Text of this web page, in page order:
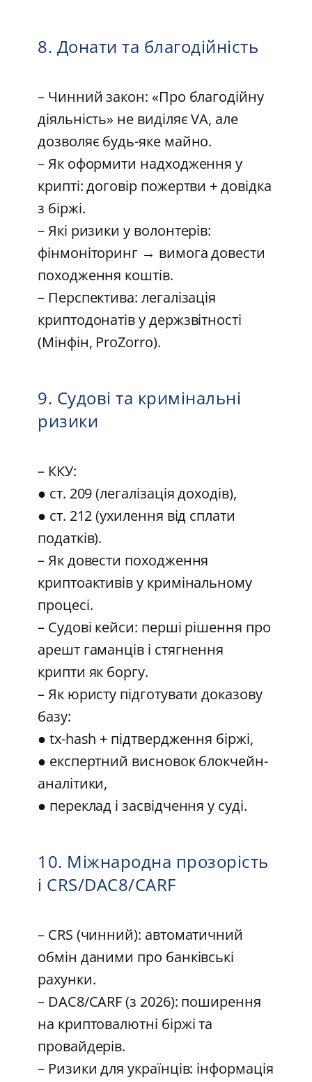
8. Донати та благодійність
– Чинний закон: «Про благодійну
діяльність» не виділяє VA, але
дозволяє будь-яке майно.
– Як оформити надходження у
крипті: договір пожертви + довідка
з біржі.
– Які ризики у волонтерів:
фінмоніторинг → вимога довести
походження коштів.
– Перспектива: легалізація
криптодонатів у держзвітності
(Мінфін, ProZorro).
9. Судові та кримінальні
ризики
– ККУ:
● ст. 209 (легалізація доходів),
● ст. 212 (ухилення від сплати
податків).
– Як довести походження
криптоактивів у кримінальному
процесі.
– Судові кейси: перші рішення про
арешт гаманців і стягнення
крипти як боргу.
– Як юристу підготувати доказову
базу:
● tx-hash + підтвердження біржі,
● експертний висновок блокчейн-
аналітики,
● переклад і засвідчення у суді.
10. Міжнародна прозорість
і CRS/DAC8/CARF
– CRS (чинний): автоматичний
обмін даними про банківські
рахунки.
– DAC8/CARF (з 2026): поширення
на криптовалютні біржі та
провайдерів.
– Ризики для українців: інформація